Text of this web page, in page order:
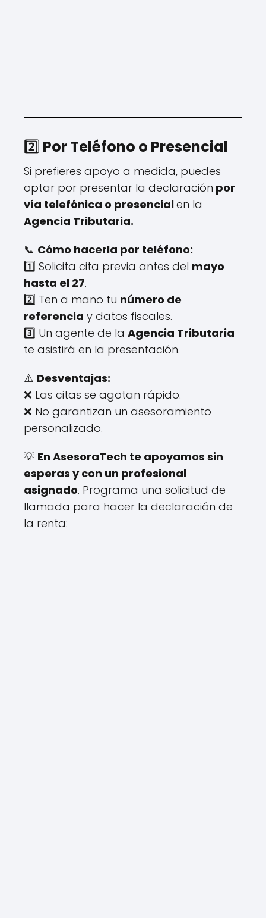
2️⃣ Por Teléfono o Presencial
Si prefieres apoyo a medida, puedes
optar por presentar la declaración por
vía telefónica o presencialen la
Agencia Tributaria.
📞 Cómo hacerla por teléfono:
1️⃣ Solicita cita previa antes del mayo
hasta el 27.
2️⃣ Ten a mano tu número de
referencia y datos fiscales.
3️⃣ Un agente de la Agencia Tributaria
te asistirá en la presentación.
⚠️ Desventajas:
❌ Las citas se agotan rápido.
❌ No garantizan un asesoramiento
personalizado.
💡 En AsesoraTech te apoyamos sin
esperas y con un profesional
asignado. Programa una solicitud de
llamada para hacer la declaración de
la renta: